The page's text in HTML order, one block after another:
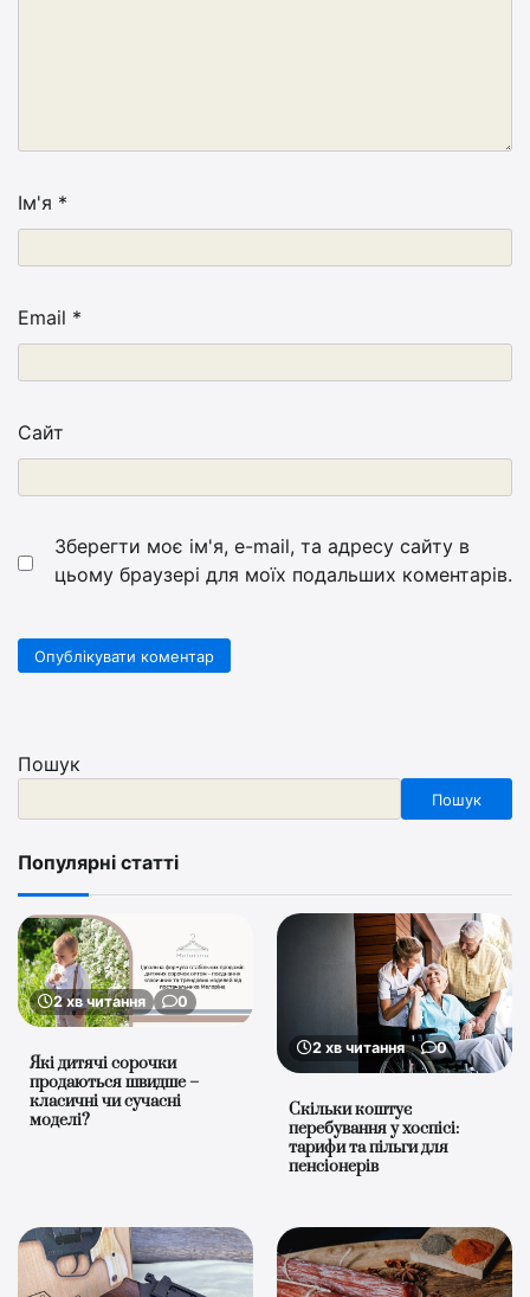
Ім'я *
Email *
Сайт
Зберегти моє ім'я, e-mail, та адресу сайту в
цьому браузері для моїх подальших коментарів.
Пошук
Пошук
Популярні статті
2 хв читання 0
Які дитячі сорочки
продаються швидше –
класичні чи сучасні
моделі?
2 хв читання 0
Скільки коштує
перебування у хоспісі:
тарифи та пільги для
пенсіонерів